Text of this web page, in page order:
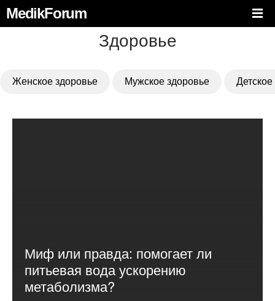
MedikForum
Здоровье
Женское здоровье Мужское здоровье
Миф или правда: помогает ли
питьевая вода ускорению
метаболизма?